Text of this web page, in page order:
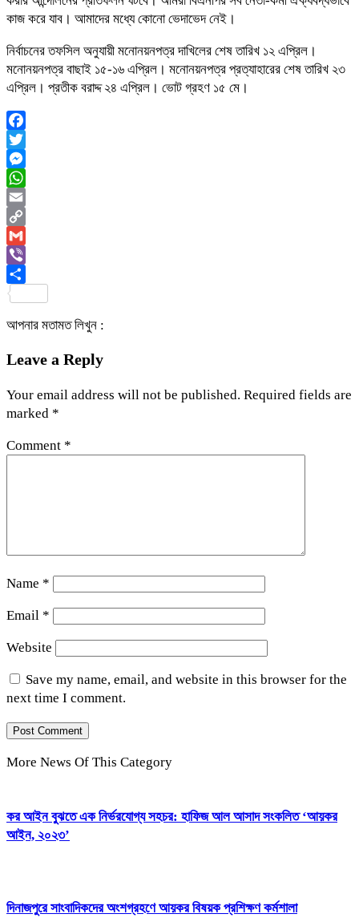
কাজ করে যাব। আমাদের মধ্যে কোনো ভেদাভেদ নেই।
নির্বাচনের তফসিল অনুযায়ী মনোনয়নপত্র দাখিলের শেষ তারিখ ১২ এপ্রিল।
মনোনয়নপত্র বাছাই ১৫-১৬ এপ্রিল। মনোনয়নপত্র প্রত্যাহারের শেষ তারিখ ২৩
এপ্রিল। প্রতীক বরাদ্দ ২৪ এপ্রিল। ভোট গ্রহণ ১৫ মে।
Facebook
Twitter
Messenger
WhatsApp
Email
Copy
Link
Gmail
Viber
আপনার মতামত লিখুন :
Leave a Reply
Your email address will not be published. Required fields are
marked *
Comment *
Name *
Email *
Website
Save my name, email, and website in this browser for the
next time I comment.
More News Of This Category
কর আইন বুঝতে এক নির্ভরযোগ্য সহচর: হাফিজ আল আসাদ সংকলিত ‘আয়কর
আইন, ২০২৩’
দিনাজপুরে সাংবাদিকদের অংশগ্রহণে আয়কর বিষয়ক প্রশিক্ষণ কর্মশালা